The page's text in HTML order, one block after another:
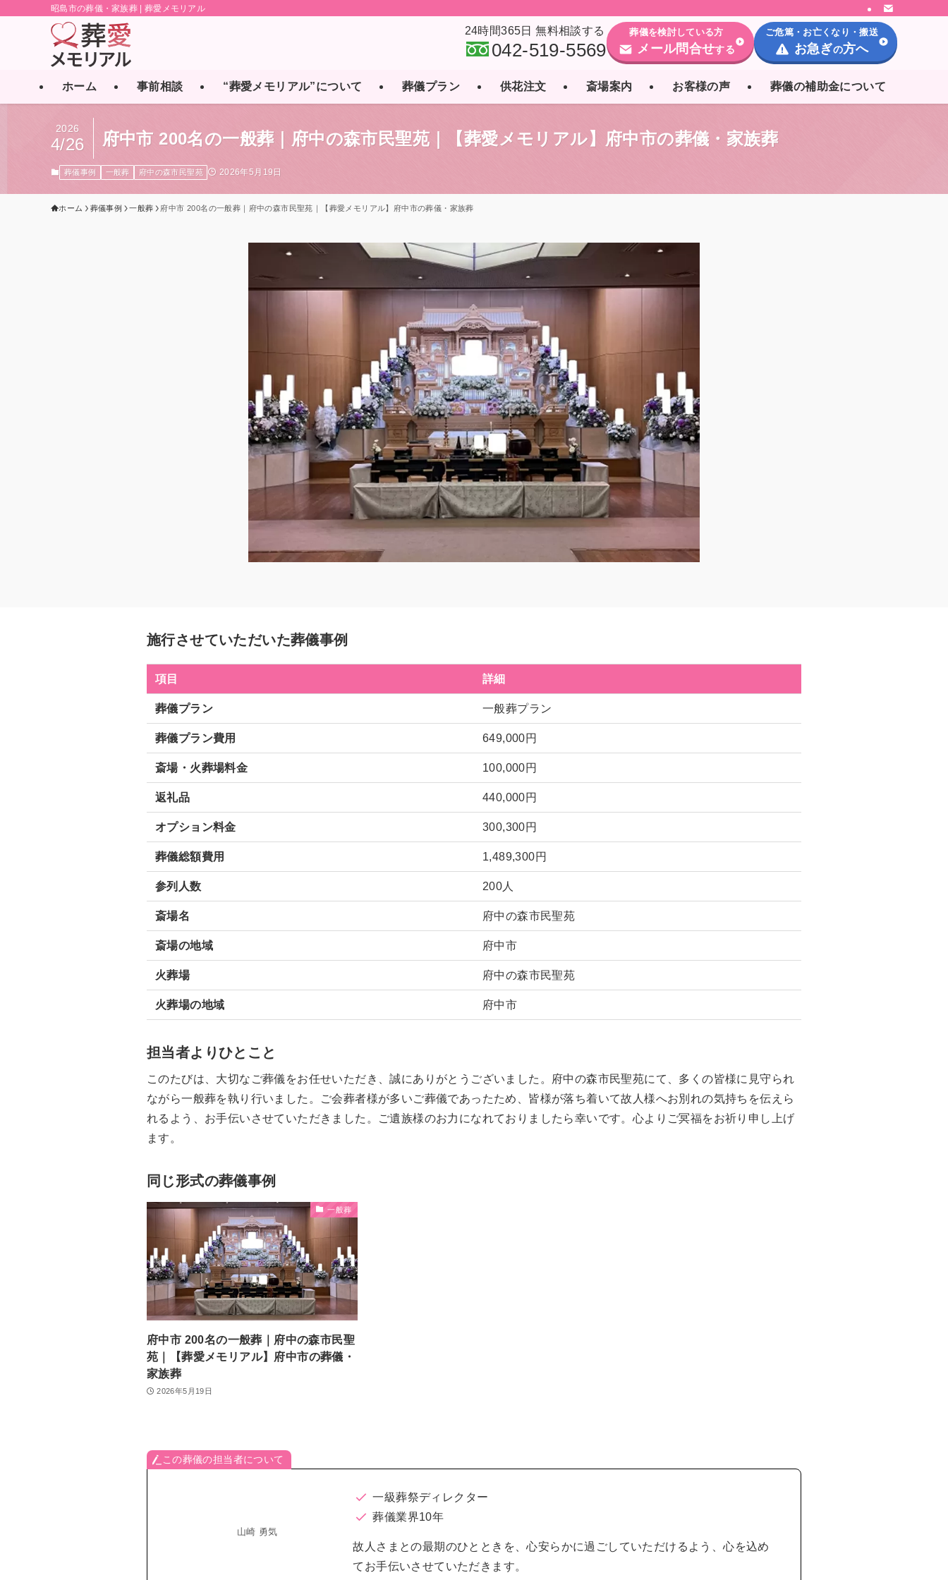
昭島市の葬儀・家族葬 | 葬愛メモリアル
ホーム 事前相談 “葬愛メモリアル”について 葬儀プラン 供花注文 斎場案内 お客様の声 葬儀の補助金について
24時間365日 無料相談する
042-519-5569
葬儀を検討している方
メール問合せする
ご危篤・お亡くなり・搬送
お急ぎの方へ
府中市 200名の一般葬｜府中の森市民聖苑｜【葬愛メモリアル】府中市の葬儀・家族葬
2026
4/26
葬儀事例 一般葬 府中の森市民聖苑 2026年5月19日
ホーム 葬儀事例 一般葬 府中市 200名の一般葬｜府中の森市民聖苑｜【葬愛メモリアル】府中市の葬儀・家族葬
施行させていただいた葬儀事例
項目 詳細
葬儀プラン 一般葬プラン
葬儀プラン費用 649,000円
斎場・火葬場料金 100,000円
返礼品 440,000円
オプション料金 300,300円
葬儀総額費用 1,489,300円
参列人数 200人
斎場名 府中の森市民聖苑
斎場の地域 府中市
火葬場 府中の森市民聖苑
火葬場の地域 府中市
担当者よりひとこと
このたびは、大切なご葬儀をお任せいただき、誠にありがとうございました。府中の森市民聖苑にて、多くの皆様に見守られ
ながら一般葬を執り行いました。ご会葬者様が多いご葬儀であったため、皆様が落ち着いて故人様へお別れの気持ちを伝えら
れるよう、お手伝いさせていただきました。ご遺族様のお力になれておりましたら幸いです。心よりご冥福をお祈り申し上げ
ます。
同じ形式の葬儀事例
一般葬
府中市 200名の一般葬｜府中の森市民聖
苑｜【葬愛メモリアル】府中市の葬儀・
家族葬
2026年5月19日
この葬儀の担当者について
山崎 勇気
一級葬祭ディレクター
葬儀業界10年
故人さまとの最期のひとときを、心安らかに過ごしていただけるよう、心を込め
てお手伝いさせていただきます。